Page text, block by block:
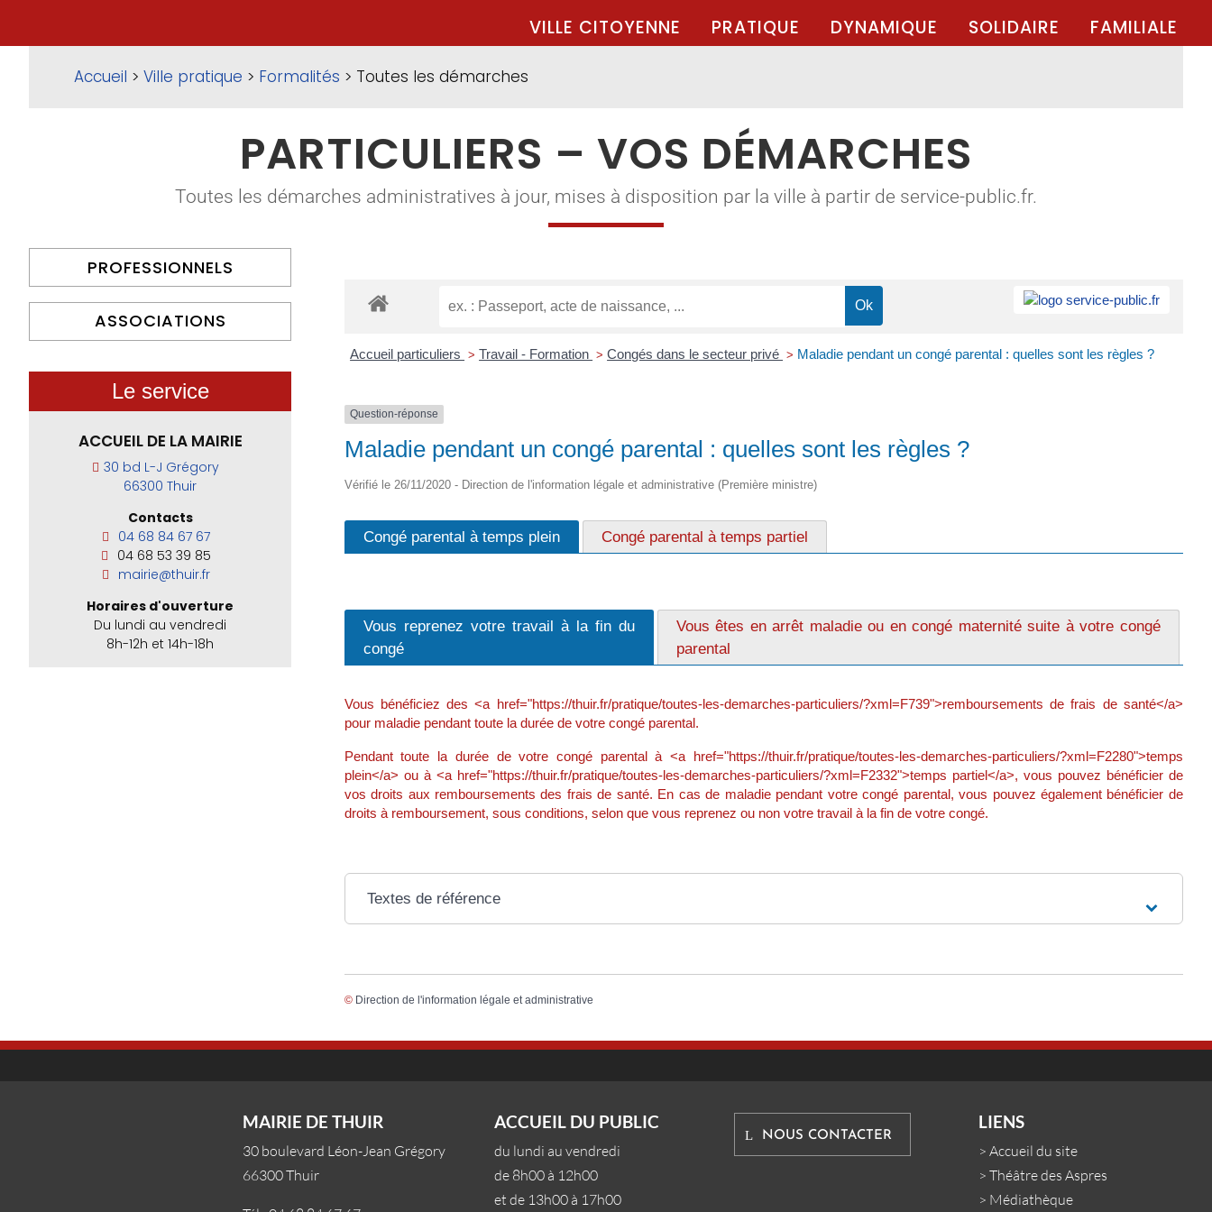
VILLE CITOYENNE PRATIQUE DYNAMIQUE SOLIDAIRE FAMILIALE
Accueil > Ville pratique > Formalités > Toutes les démarches
PARTICULIERS – VOS DÉMARCHES
Toutes les démarches administratives à jour, mises à disposition par la ville à partir de service-public.fr.
PROFESSIONNELS
ASSOCIATIONS
Le service
ACCUEIL DE LA MAIRIE
30 bd L-J Grégory
66300 Thuir
Contacts
04 68 84 67 67
04 68 53 39 85
mairie@thuir.fr
Horaires d'ouverture
Du lundi au vendredi
8h-12h et 14h-18h
Accueil particuliers > Travail - Formation > Congés dans le secteur privé > Maladie pendant un congé parental : quelles sont les règles ?
Question-réponse
Maladie pendant un congé parental : quelles sont les règles ?
Vérifié le 26/11/2020 - Direction de l'information légale et administrative (Première ministre)
Congé parental à temps plein Congé parental à temps partiel
Vous reprenez votre travail à la fin du
congé
Vous êtes en arrêt maladie ou en congé maternité suite à votre congé
parental
Vous bénéficiez des <a href="https://thuir.fr/pratique/toutes-les-demarches-particuliers/?xml=F739">remboursements de frais de santé</a>
pour maladie pendant toute la durée de votre congé parental.
Pendant toute la durée de votre congé parental à <a href="https://thuir.fr/pratique/toutes-les-demarches-particuliers/?xml=F2280">temps
plein</a> ou à <a href="https://thuir.fr/pratique/toutes-les-demarches-particuliers/?xml=F2332">temps partiel</a>, vous pouvez bénéficier de
vos droits aux remboursements des frais de santé. En cas de maladie pendant votre congé parental, vous pouvez également bénéficier de
droits à remboursement, sous conditions, selon que vous reprenez ou non votre travail à la fin de votre congé.
Textes de référence
© Direction de l'information légale et administrative
MAIRIE DE THUIR
30 boulevard Léon-Jean Grégory
66300 Thuir
ACCUEIL DU PUBLIC
du lundi au vendredi
de 8h00 à 12h00
et de 13h00 à 17h00
NOUS CONTACTER
LIENS
>Accueil du site
>Théâtre des Aspres
> Médiathèque